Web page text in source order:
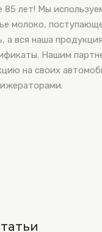
лет! Мы
молоко,
а вся наша
Нашим
на своих